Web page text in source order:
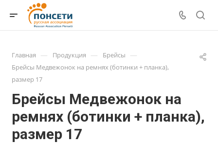
Главная — Продукция — Брейсы —
Брейсы Медвежонок на ремнях (ботинки + планка),
размер 17
Брейсы Медвежонок на
ремнях (ботинки + планка),
размер 17